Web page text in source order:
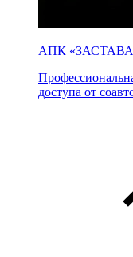
АПК
доступа от